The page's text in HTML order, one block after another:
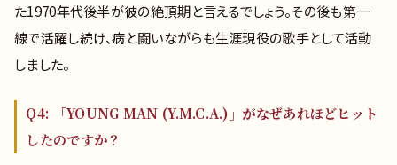
た1970年代後半が彼の絶頂期と言えるでしょう。その後も第一
線で活躍し続け、病と闘いながらも生涯現役の歌手として活動
しました。
Q4: 「YOUNG MAN (Y.M.C.A.)」がなぜあれほどヒット
したのですか？